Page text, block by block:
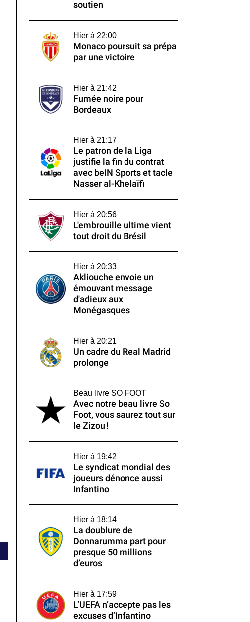
soutien
Hier à 22:00
Monaco poursuit sa prépa
par une victoire
Hier à 21:42
Fumée noire pour
Bordeaux
Hier à 21:17
Le patron de la Liga
justifie la fin du contrat
avec beIN Sports et tacle
Nasser al-Khelaïfi
Hier à 20:56
L'embrouille ultime vient
tout droit du Brésil
Hier à 20:33
Akliouche envoie un
émouvant message
d'adieux aux
Monégasques
Hier à 20:21
Un cadre du Real Madrid
prolonge
Beau livre SO FOOT
Avec notre beau livre So
Foot, vous saurez tout sur
le Zizou !
Hier à 19:42
Le syndicat mondial des
joueurs dénonce aussi
Infantino
Hier à 18:14
La doublure de
Donnarumma part pour
presque 50 millions
d’euros
Hier à 17:59
L’UEFA n’accepte pas les
excuses d’Infantino